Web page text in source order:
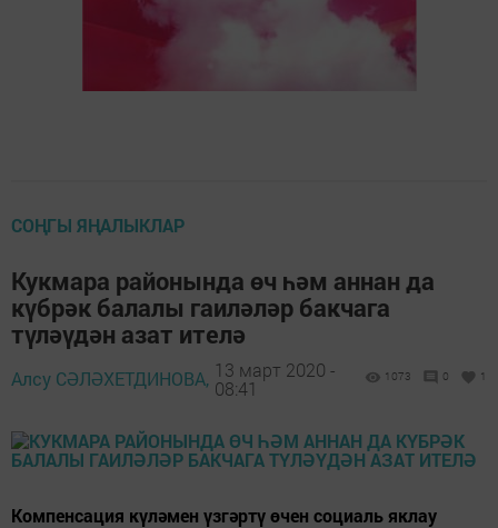
СОҢГЫ ЯҢАЛЫКЛАР
Кукмара районында өч һәм аннан да
күбрәк балалы гаиләләр бакчага
түләүдән азат ителә
Алсу СӘЛӘХЕТДИНОВА, 13 март 2020 -
08:41
1073 0 1
Компенсация күләмен үзгәртү өчен социаль яклау